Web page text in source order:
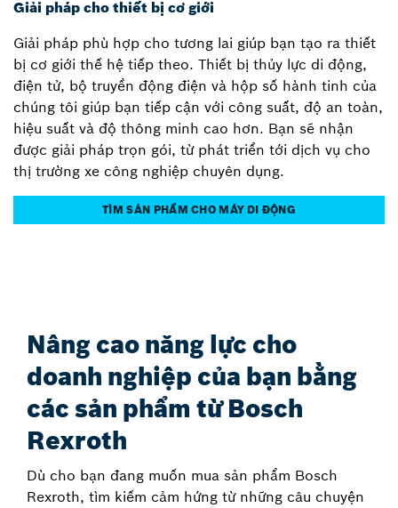
Giải pháp cho thiết bị cơ giới
Giải pháp phù hợp cho tương lai giúp bạn tạo ra thiết
bị cơ giới thế hệ tiếp theo. Thiết bị thủy lực di động,
điện tử, bộ truyền động điện và hộp số hành tinh của
chúng tôi giúp bạn tiếp cận với công suất, độ an toàn,
hiệu suất và độ thông minh cao hơn. Bạn sẽ nhận
được giải pháp trọn gói, từ phát triển tới dịch vụ cho
thị trường xe công nghiệp chuyên dụng.
TÌM SẢN PHẨM CHO MÁY DI ĐỘNG
Nâng cao năng lực cho
doanh nghiệp của bạn bằng
các sản phẩm từ Bosch
Rexroth
Dù cho bạn đang muốn mua sản phẩm Bosch
Rexroth, tìm kiếm cảm hứng từ những câu chuyện